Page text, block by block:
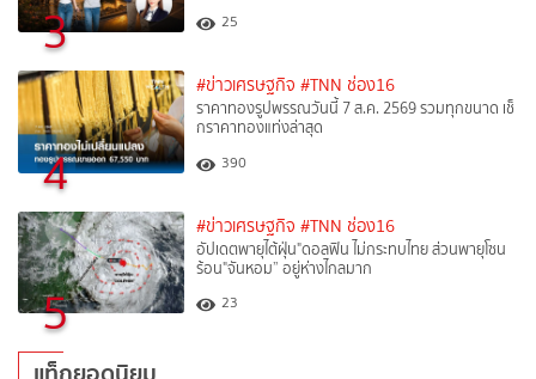
3 25
4
#ข่าวเศรษฐกิจ #TNN ช่อง16
ราคาทองรูปพรรณวันนี้ 7 ส.ค. 2569 รวมทุกขนาด เช็
กราคาทองแท่งล่าสุด
390
5
#ข่าวเศรษฐกิจ #TNN ช่อง16
อัปเดตพายุไต้ฝุ่น"ดอลฟิน ไม่กระทบไทย ส่วนพายุโซน
ร้อน"จันหอม” อยู่ห่างไกลมาก
23